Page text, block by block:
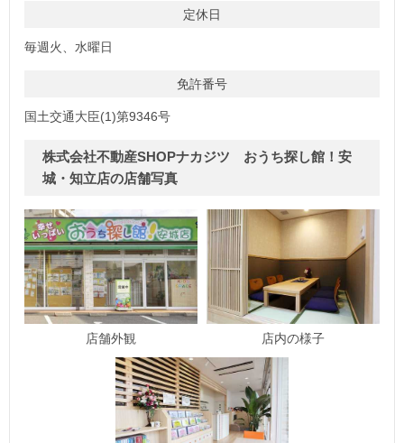
定休日
毎週火、水曜日
免許番号
国土交通大臣(1)第9346号
株式会社不動産SHOPナカジツ おうち探し館！安
城・知立店の店舗写真
店舗外観 店内の様子